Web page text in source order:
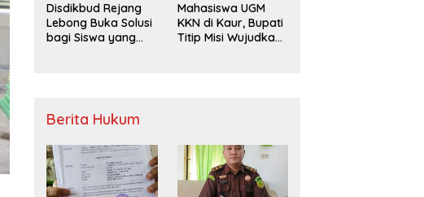
Disdikbud Rejang
Lebong Buka Solusi
bagi Siswa yang
Mahasiswa UGM
KKN di Kaur, Bupati
Titip Misi Wujudkan
Berita Hukum